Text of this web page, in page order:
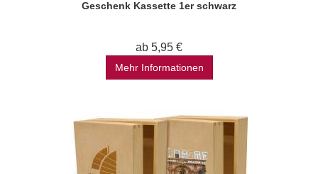
Geschenk Kassette 1er schwarz
ab 5,95 €
Mehr Informationen